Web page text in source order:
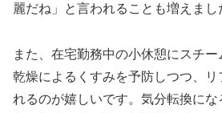
麗だね」と言われることも増えまし
また、在宅勤務中の小休憩にスチー
乾燥によるくすみを予防しつつ、
れるのが嬉しいです。気分転換に